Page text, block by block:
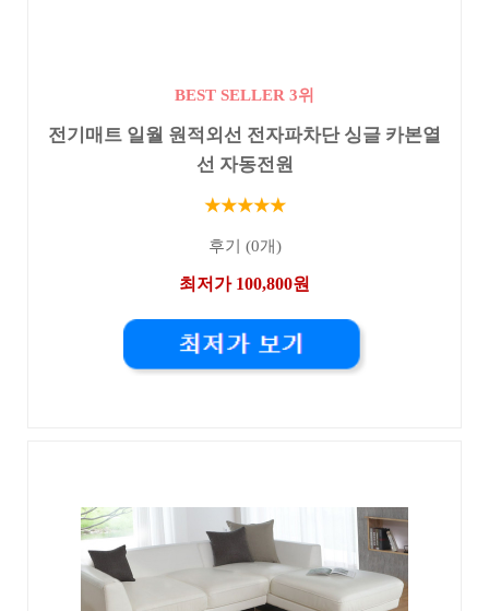
BEST SELLER 3위
전기매트 일월 원적외선 전자파차단 싱글 카본열
선 자동전원
★★★★★
후기 (0개)
최저가 100,800원